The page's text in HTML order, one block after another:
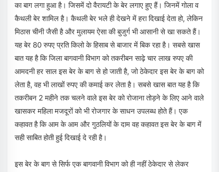
का बाग लगा हुआ है। जिसमें दो वैरायटी के बेर लगाए हुए हैं। जिनमें गोला व
कैथली बेर शामिल है। कैथली बेर भले ही देखने में हरा दिखाई देता हो, लेकिन
मिठास चीनी जैसी है और मुलायम ऐसा की बुजुर्ग भी आसानी से खा सकते हैं।
यह बेर 80 रुपए प्रति किलो के हिसाब से बाजार में बिक रहा है। सबसे खास
बात यह है कि जिला बागवानी विभाग को तकरीबन साढ़े चार लाख रुपए की
आमदनी हर साल इस बेर के बाग से हो जाती है, जो ठेकेदार इस बेर के बाग को
लेता है, वह भी लाखों रुपए की कमाई कर लेता है। सबसे खास बात यह है कि
तकरीबन 2 महीने तक चलने वाले इस बेर को रोजाना तोड़ने के लिए आने वाले
खासकर महिला मजदूरों को भी रोजगार के साधन उपलब्ध होते हैं। एक
कहावत है कि आम के आम और गुठलियों के दाम वह कहावत इस बेर के बाग में
सही साबित होती हुई दिखाई दे रही है।
इस बेर के बाग से सिर्फ एक बागवानी विभाग को ही नहीं ठेकेदार से लेकर